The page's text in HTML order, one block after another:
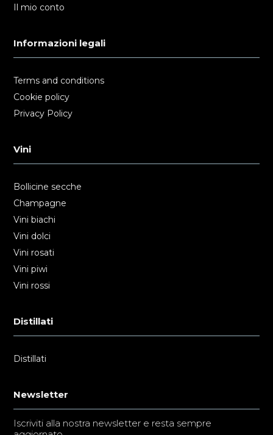
Il mio conto
Informazioni legali
Terms and conditions
Cookie policy
Privacy Policy
Vini
Bollicine secche
Champagne
Vini biachi
Vini dolci
Vini rosati
Vini piwi
Vini rossi
Distillati
Distillati
Newsletter
Iscriviti alla nostra newsletter e resta sempre